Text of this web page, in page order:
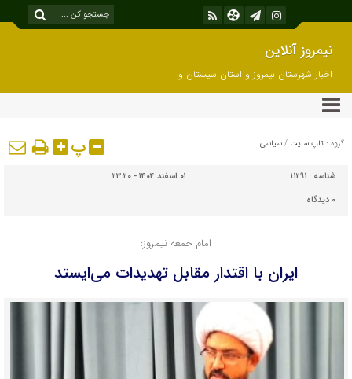
نیمروز آنلاین
اخبار شهرستان نیمروز و استان سیستان و
بلوچستان
گروه : تاپ سایت / سیاسی پ
شناسه : 11291
۰۱ اسفند ۱۴۰۴ - ۲۳:۲۰
۰ دیدگاه
امام جمعه نیمروز:
ایران با اقتدار مقابل تهدیدات می‌ایستد